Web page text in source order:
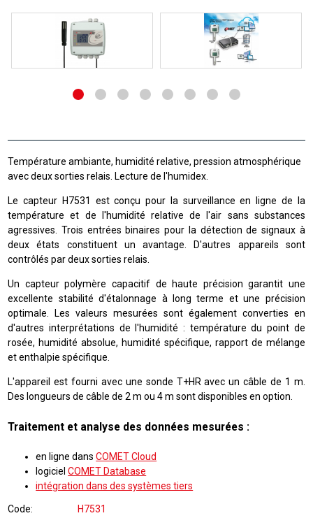
Température ambiante, humidité relative, pression atmosphérique
avec deux sorties relais. Lecture de l'humidex.
Le capteur H7531 est conçu pour la surveillance en ligne de la
température et de l'humidité relative de l'air sans substances
agressives. Trois entrées binaires pour la détection de signaux à
deux états constituent un avantage. D'autres appareils sont
contrôlés par deux sorties relais.
Un capteur polymère capacitif de haute précision garantit une
excellente stabilité d'étalonnage à long terme et une précision
optimale. Les valeurs mesurées sont également converties en
d'autres interprétations de l'humidité : température du point de
rosée, humidité absolue, humidité spécifique, rapport de mélange
et enthalpie spécifique.
L'appareil est fourni avec une sonde T+HR avec un câble de 1 m.
Des longueurs de câble de 2 m ou 4 m sont disponibles en option.
Traitement et analyse des données mesurées :
en ligne dansCOMET Cloud
logicielCOMET Database
intégration dans des systèmes tiers
Code
H7531